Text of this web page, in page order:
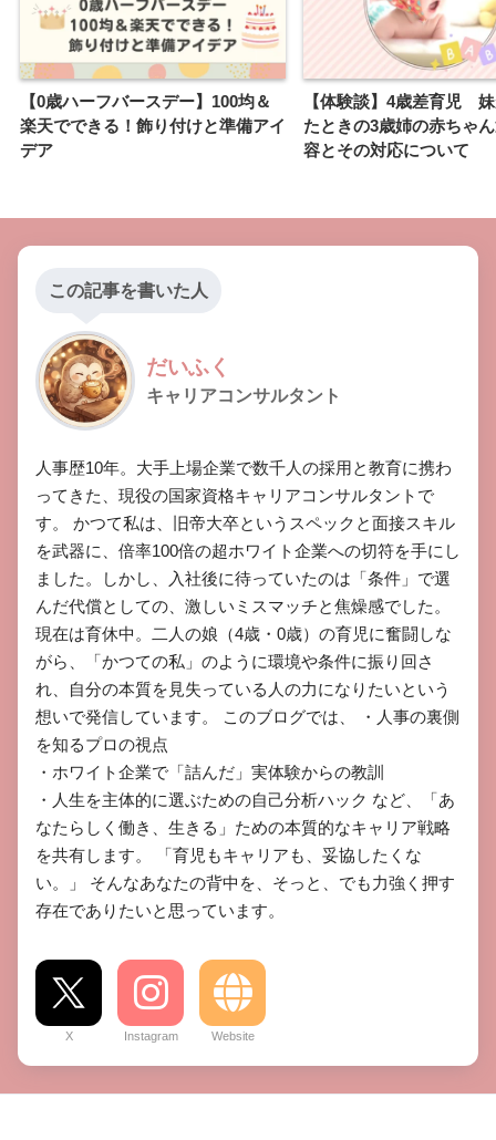
【0歳ハーフバースデー】100均＆
楽天でできる！飾り付けと準備アイ
デア
【体験談】4歳差育児
たときの3歳姉の赤ちゃ
容とその対応について
この記事を書いた人
だいふく
キャリアコンサルタント
​人事歴10年。大手上場企業で数千人の採用と教育に携わ
ってきた、現役の国家資格キャリアコンサルタントで
す。 ​かつて私は、旧帝大卒というスペックと面接スキル
を武器に、倍率100倍の超ホワイト企業への切符を手にし
ました。しかし、入社後に待っていたのは「条件」で選
んだ代償としての、激しいミスマッチと焦燥感でした。 ​
現在は育休中。二人の娘（4歳・0歳）の育児に奮闘しな
がら、「かつての私」のように環境や条件に振り回さ
れ、自分の本質を見失っている人の力になりたいという
想いで発信しています。 ​このブログでは、 ​・人事の裏側
を知るプロの視点
​・ホワイト企業で「詰んだ」実体験からの教訓
​・人生を主体的に選ぶための自己分析ハック など、「あ
なたらしく働き、生きる」ための本質的なキャリア戦略
を共有します。 ​「育児もキャリアも、妥協したくな
い。」 そんなあなたの背中を、そっと、でも力強く押す
存在でありたいと思っています。
X Instagram Website